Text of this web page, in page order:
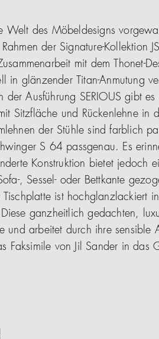
Welt des Möbeldesigns
der Signature-Kollektion
mit dem Thonet-
in glänzender Titan-Anmutung
Ausführung SERIOUS gibt
Sitzfläche und Rückenlehne in
der Stühle sind farblich
S 64 passgenau. Es
Konstruktion bietet jedoch
, Sessel- oder Bettkante
ist hochglanzlackiert
ganzheitlich gedachten,
und arbeitet durch ihre sensible
Faksimile von Jil Sander in das